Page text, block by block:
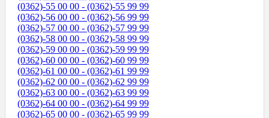
(0362)-55 00 00 - (0362)-55 99 99
(0362)-56 00 00 - (0362)-56 99 99
(0362)-57 00 00 - (0362)-57 99 99
(0362)-58 00 00 - (0362)-58 99 99
(0362)-59 00 00 - (0362)-59 99 99
(0362)-60 00 00 - (0362)-60 99 99
(0362)-61 00 00 - (0362)-61 99 99
(0362)-62 00 00 - (0362)-62 99 99
(0362)-63 00 00 - (0362)-63 99 99
(0362)-64 00 00 - (0362)-64 99 99
(0362)-65 00 00 - (0362)-65 99 99